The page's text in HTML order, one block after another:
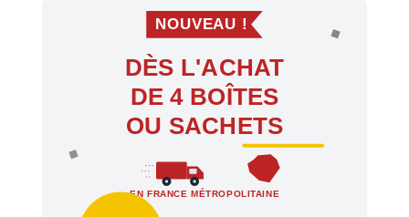
NOUVEAU !
DÈS L'ACHAT
DE 4 BOÎTES
OU SACHETS
EN FRANCE MÉTROPOLITAINE